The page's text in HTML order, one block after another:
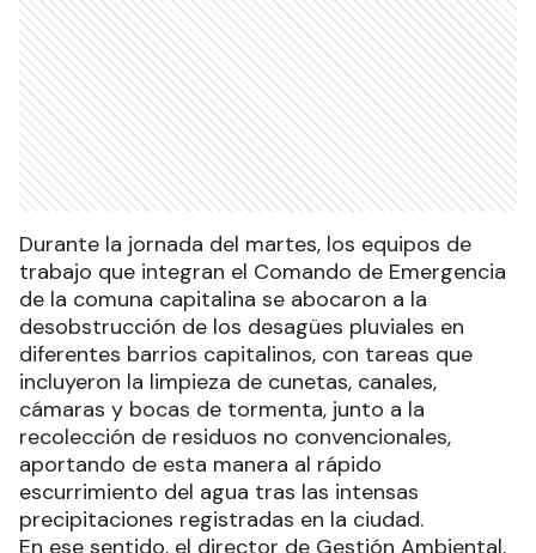
Durante la jornada del martes, los equipos de
trabajo que integran el Comando de Emergencia
de la comuna capitalina se abocaron a la
desobstrucción de los desagües pluviales en
diferentes barrios capitalinos, con tareas que
incluyeron la limpieza de cunetas, canales,
cámaras y bocas de tormenta, junto a la
recolección de residuos no convencionales,
aportando de esta manera al rápido
escurrimiento del agua tras las intensas
precipitaciones registradas en la ciudad.